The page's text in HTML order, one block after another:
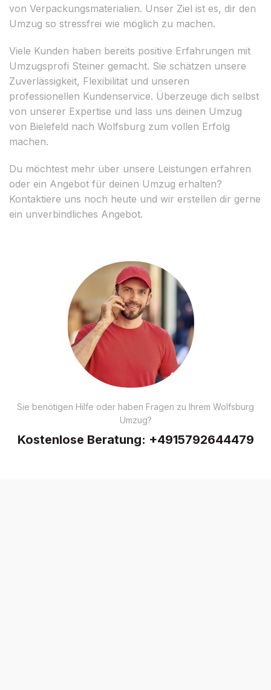
von Verpackungsmaterialien. Unser Ziel ist es, dir den
Umzug so stressfrei wie möglich zu machen.
Viele Kunden haben bereits positive Erfahrungen mit
Umzugsprofi Steiner gemacht. Sie schätzen unsere
Zuverlässigkeit, Flexibilität und unseren
professionellen Kundenservice. Überzeuge dich selbst
von unserer Expertise und lass uns deinen Umzug
von Bielefeld nach Wolfsburg zum vollen Erfolg
machen.
Du möchtest mehr über unsere Leistungen erfahren
oder ein Angebot für deinen Umzug erhalten?
Kontaktiere uns noch heute und wir erstellen dir gerne
ein unverbindliches Angebot.
Sie benötigen Hilfe oder haben Fragen zu Ihrem Wolfsburg
Umzug?
Kostenlose Beratung: +4915792644479